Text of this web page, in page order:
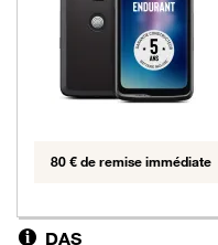
80 € de remise immédiate
DAS